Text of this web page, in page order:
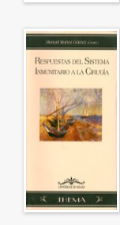
<Genérica>
ANTOLOGÍAS (NO
APLICACIONES
ARQUEOLOGÍA
ARTE Y DISEÑO
ASTRONOMÍA,
CATÁLOGOS PDF
Guía de Estilo